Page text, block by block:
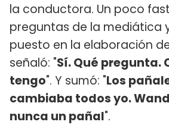
la conductora. Un poco
preguntas de la mediática
puesto en la elaboración
señaló: "Sí. Qué pregunta.
tengo". Y sumó: "Los
cambiaba todos yo.
nunca un pañal".